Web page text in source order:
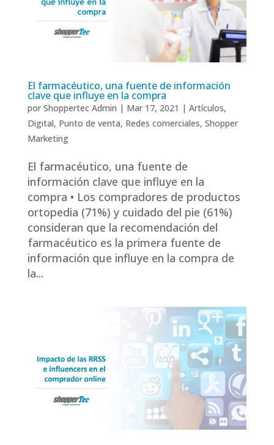
El farmacéutico, una fuente de información
clave que influye en la compra
por Shoppertec Admin | Mar 17, 2021 | Artículos,
Digital, Punto de venta, Redes comerciales, Shopper
Marketing
El farmacéutico, una fuente de
información clave que influye en la
compra • Los compradores de productos
ortopedia (71%) y cuidado del pie (61%)
consideran que la recomendación del
farmacéutico es la primera fuente de
información que influye en la compra de
la...